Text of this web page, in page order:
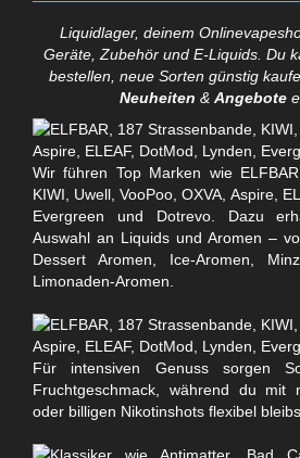
Liquidlager, deinem
Geräte, Zubehör und E-Liquids. Du
bestellen, neue Sorten günstig
Neuheiten & Angebote
Wir führen Top Marken wie
KIWI, Uwell, VooPoo, OXVA, Aspire,
Evergreen und Dotrevo. Dazu
Auswahl an Liquids und Aromen –
Dessert Aromen, Ice-Aromen,
Limonaden-Aromen.
Für intensiven Genuss sorgen
Fruchtgeschmack, während du mit
oder billigen Nikotinshots flexibel